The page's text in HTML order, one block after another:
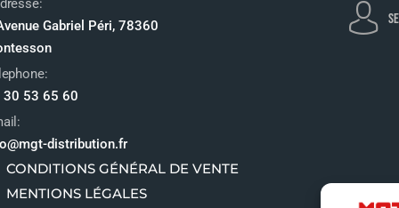
Gabriel Péri, 78360
30 53 65 60
distribution.fr
CONDITIONS GÉNÉRAL DE VENTE
MENTIONS LÉGALES